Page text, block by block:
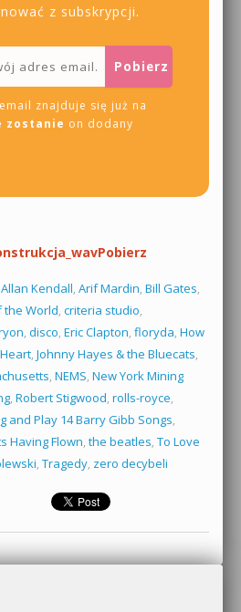
z subskrypcji.
znajduje się już na
zostanie on dodany
Pobierz
Allan Kendall, Arif Mardin, Bill Gates,
the World, criteria studio,
, disco, Eric Clapton, floryda, How
, Johnny Hayes & the Bluecats,
, NEMS, New York Mining
, Robert Stigwood, rolls-royce,
and Play 14 Barry Gibb Songs,
Having Flown, the beatles, To Love
, Tragedy, zero decybeli